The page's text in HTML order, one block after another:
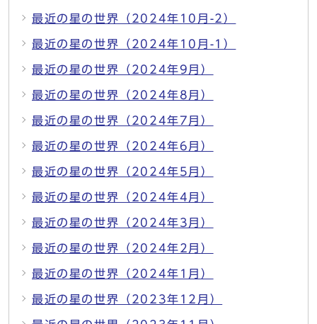
最近の星の世界（2024年10月-2）
最近の星の世界（2024年10月-1）
最近の星の世界（2024年9月）
最近の星の世界（2024年8月）
最近の星の世界（2024年7月）
最近の星の世界（2024年6月）
最近の星の世界（2024年5月）
最近の星の世界（2024年4月）
最近の星の世界（2024年3月）
最近の星の世界（2024年2月）
最近の星の世界（2024年1月）
最近の星の世界（2023年12月）